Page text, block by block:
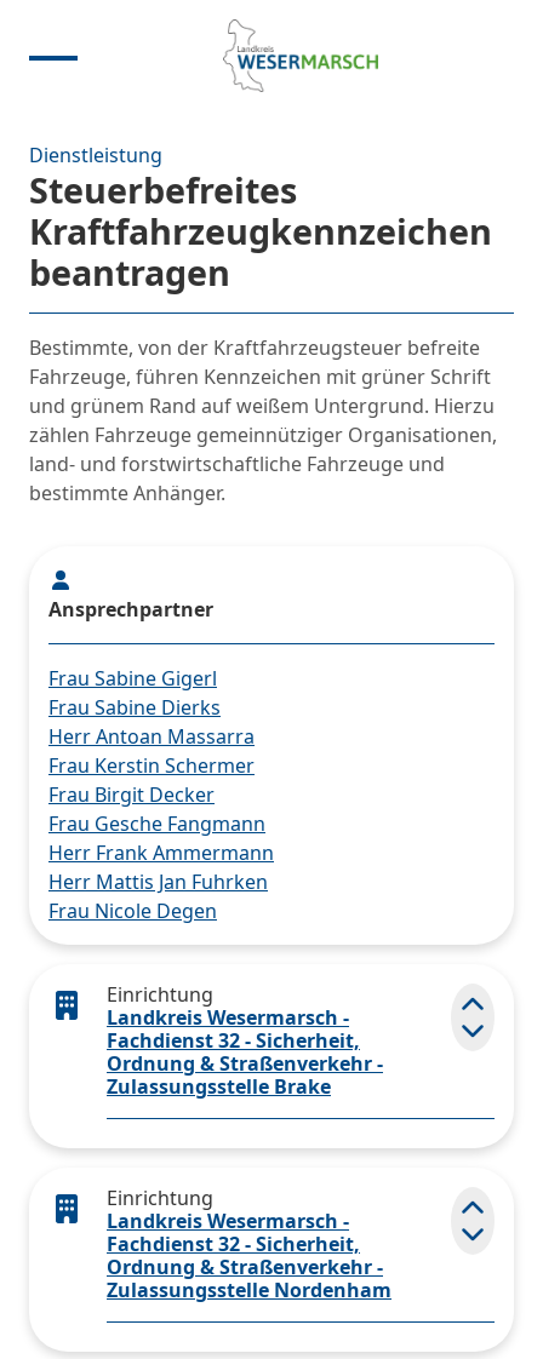
Dienstleistung
Steuerbefreites
Kraftfahrzeugkennzeichen
beantragen
Ansprechpartner
Frau Sabine Gigerl
Frau Sabine Dierks
Herr Antoan Massarra
Frau Kerstin Schermer
Frau Birgit Decker
Frau Gesche Fangmann
Herr Frank Ammermann
Herr Mattis Jan Fuhrken
Frau Nicole Degen
Bestimmte, von der Kraftfahrzeugsteuer befreite
Fahrzeuge, führen Kennzeichen mit grüner Schrift
und grünem Rand auf weißem Untergrund. Hierzu
zählen Fahrzeuge gemeinnütziger Organisationen,
land- und forstwirtschaftliche Fahrzeuge und
bestimmte Anhänger.
Einrichtung
Landkreis Wesermarsch -
Fachdienst 32 - Sicherheit,
Ordnung & Straßenverkehr -
Zulassungsstelle Brake
Einrichtung
Landkreis Wesermarsch -
Fachdienst 32 - Sicherheit,
Ordnung & Straßenverkehr -
Zulassungsstelle Nordenham